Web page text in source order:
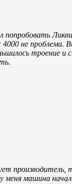
попробовать
не проблема.
троение и
меня машина